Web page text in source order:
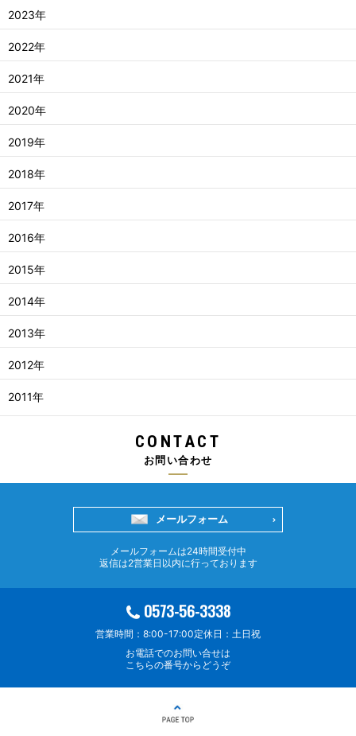
2023年
2022年
2021年
2020年
2019年
2018年
2017年
2016年
2015年
2014年
2013年
2012年
2011年
CONTACT
お問い合わせ
メールフォーム
メールフォームは24時間受付中
返信は2営業日以内に行っております
0573-56-3338
営業時間：8:00-17:00定休日：土日祝
お電話でのお問い合せは
こちらの番号からどうぞ